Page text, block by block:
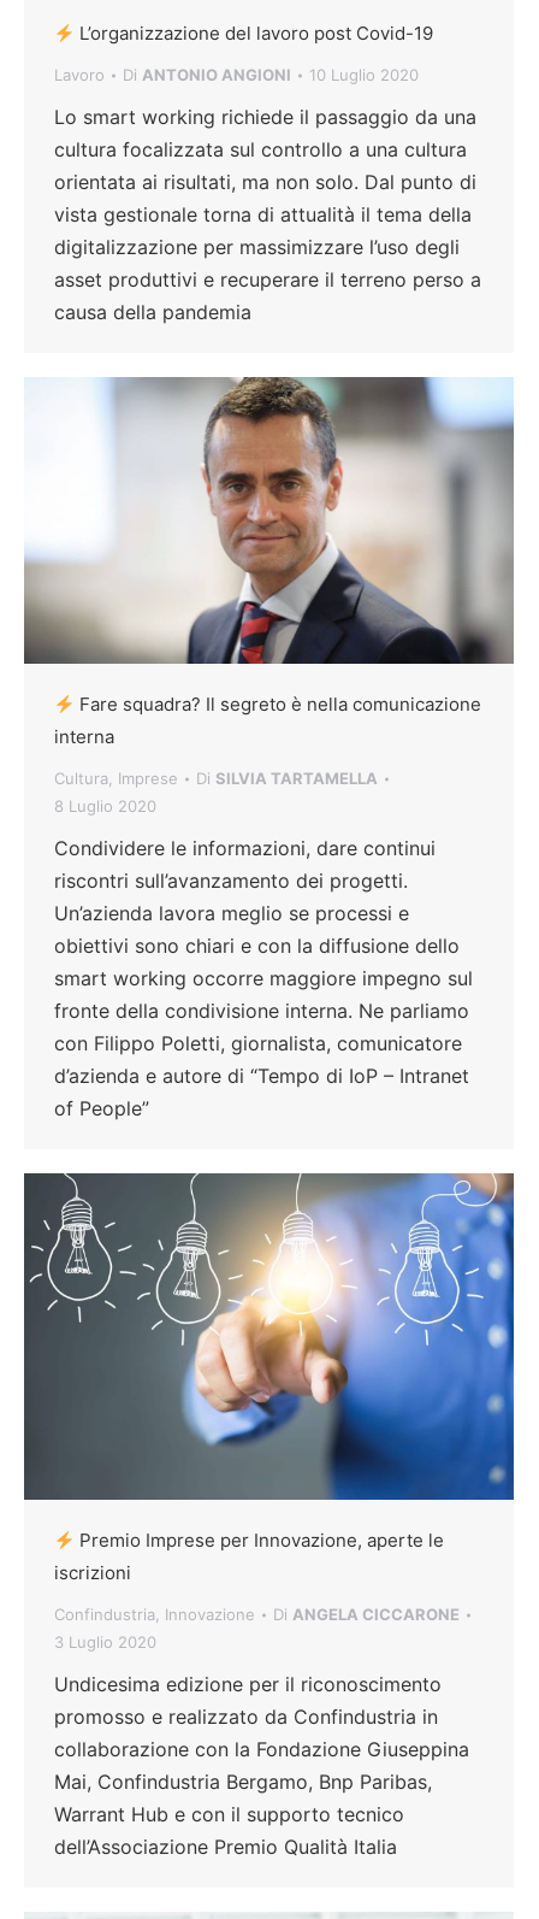
L’organizzazione del lavoro post Covid-19
Lavoro Di ANTONIO ANGIONI 10 Luglio 2020
Lo smart working richiede il passaggio da una
cultura focalizzata sul controllo a una cultura
orientata ai risultati, ma non solo. Dal punto di
vista gestionale torna di attualità il tema della
digitalizzazione per massimizzare l’uso degli
asset produttivi e recuperare il terreno perso a
causa della pandemia
Fare squadra? Il segreto è nella comunicazione
interna
Cultura, Imprese Di SILVIA TARTAMELLA
8 Luglio 2020
Condividere le informazioni, dare continui
riscontri sull’avanzamento dei progetti.
Un’azienda lavora meglio se processi e
obiettivi sono chiari e con la diffusione dello
smart working occorre maggiore impegno sul
fronte della condivisione interna. Ne parliamo
con Filippo Poletti, giornalista, comunicatore
d’azienda e autore di “Tempo di IoP – Intranet
of People”
Premio Imprese per Innovazione, aperte le
iscrizioni
Confindustria Innovazione Di ANGELA CICCARONE
3 Luglio 2020
Undicesima edizione per il riconoscimento
promosso e realizzato da Confindustria in
collaborazione con la Fondazione Giuseppina
Mai, Confindustria Bergamo, Bnp Paribas,
Warrant Hub e con il supporto tecnico
dell’Associazione Premio Qualità Italia